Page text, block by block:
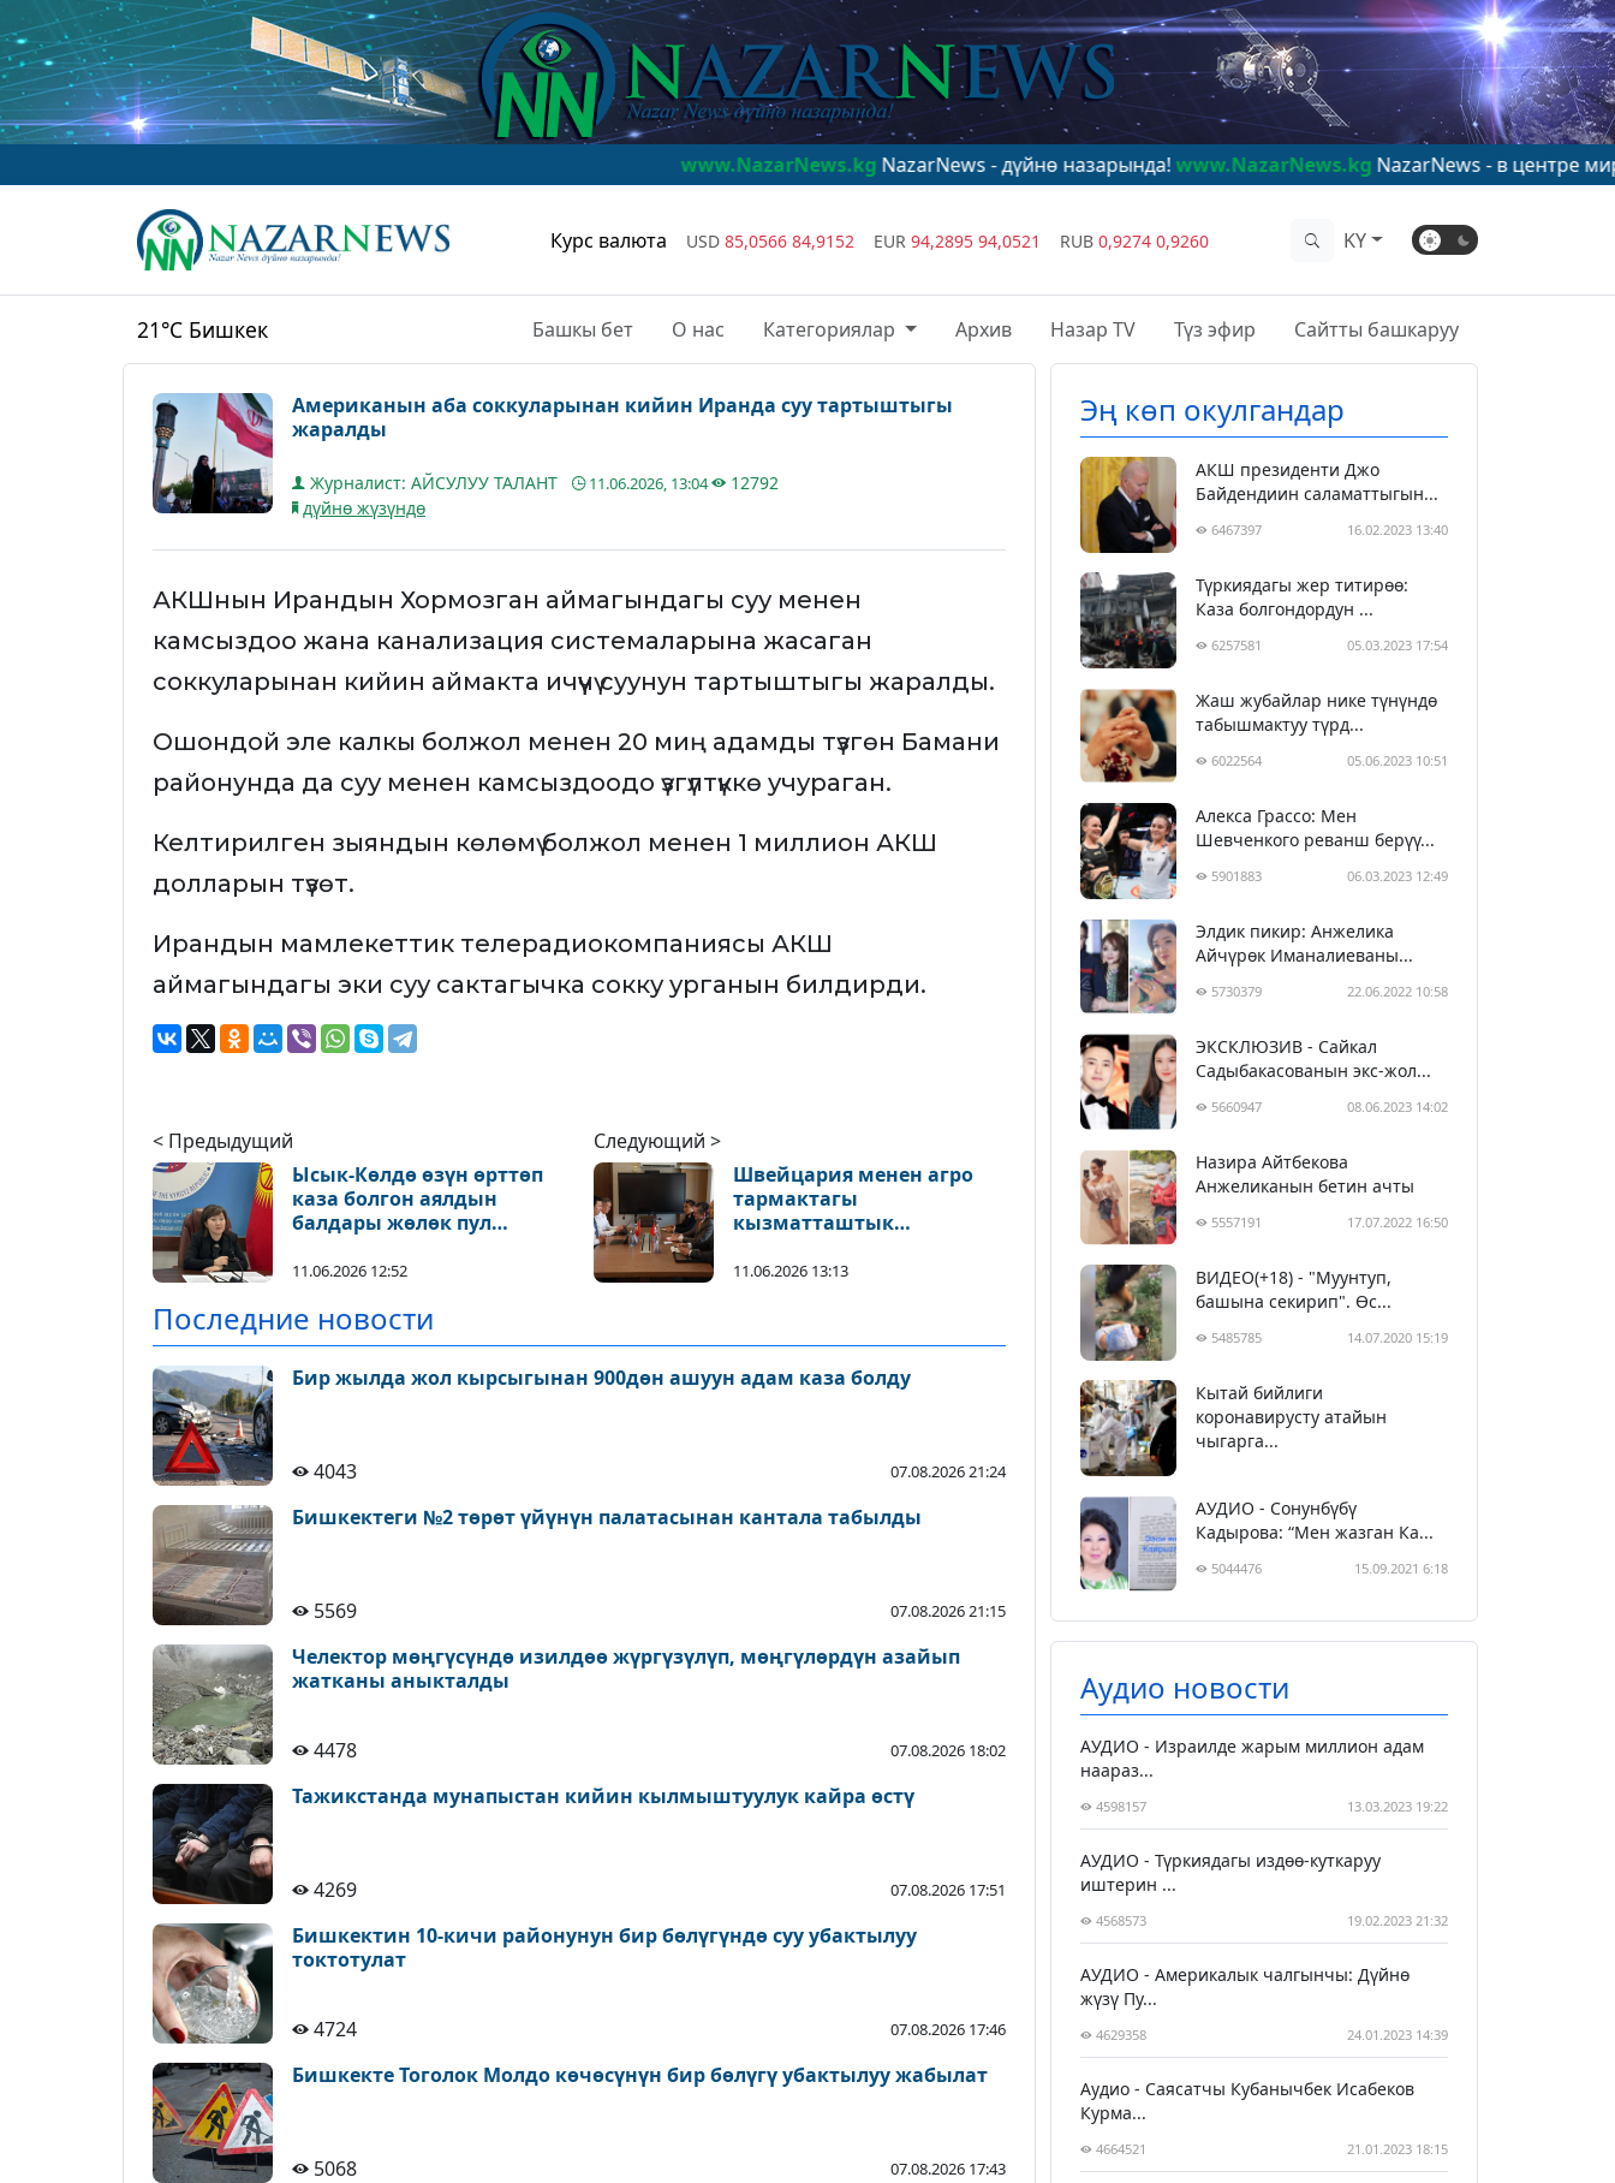
www.NazarNews.kgNazarNews - дүйнө назарында!www.NazarNews.kgNazarNews - в центре мирового
Курс валюта USD 85,0566 84,9152 EUR 94,2895 94,0521 RUB 0,9274 0,9260 KY
21°C Бишкек Башкы бет О нас Категориялар Архив Назар TV Түз эфир Сайтты башкаруу
Американын аба соккуларынан кийин Иранда суу тартыштыгы
жаралды
Журналист: АЙСУЛУУ ТАЛАНТ 11.06.2026, 13:04
12792
дүйнө жүзүндө
АКШнын Ирандын Хормозган аймагындагы суу менен
камсыздоо жана канализация системаларына жасаган
соккуларынан кийин аймакта ичүүчү суунун тартыштыгы жаралды.
Ошондой эле калкы болжол менен 20 миң адамды түзгөн Бамани
районунда да суу менен камсыздоодо үзгүлтүккө учураган.
Келтирилген зыяндын көлөмү болжол менен 1 миллион АКШ
долларын түзөт.
Ирандын мамлекеттик телерадиокомпаниясы АКШ
аймагындагы эки суу сактагычка сокку урганын билдирди.
< Предыдущий
Ысык-Көлдө өзүн өрттөп
каза болгон аялдын
балдары жөлөк пул
11.06.2026 12:52
Следующий >
Швейцария менен агро
тармактагы
кызматташтык
11.06.2026 13:13
Последние новости
Бир жылда жол кырсыгынан 900дөн ашуун адам каза болду
4043 07.08.2026 21:24
Бишкектеги №2 төрөт үйүнүн палатасынан кантала табылды
5569 07.08.2026 21:15
Челектор мөңгүсүндө изилдөө жүргүзүлүп, мөңгүлөрдүн азайып
жатканы аныкталды
4478 07.08.2026 18:02
Тажикстанда мунапыстан кийин кылмыштуулук кайра өстү
4269 07.08.2026 17:51
Бишкектин 10-кичи районунун бир бөлүгүндө суу убактылуу
токтотулат
4724 07.08.2026 17:46
Бишкекте Тоголок Молдо көчөсүнүн бир бөлүгү убактылуу жабылат
5068 07.08.2026 17:43
Эң көп окулгандар
АКШ президенти Джо
Байдендиин саламаттыгын...
6467397 16.02.2023 13:40
Түркиядагы жер титирөө:
Каза болгондордун ...
6257581 05.03.2023 17:54
Жаш жубайлар нике түнүндө
табышмактуу түрд...
6022564 05.06.2023 10:51
Алекса Грассо: Мен
Шевченкого реванш берүү...
5901883 06.03.2023 12:49
Элдик пикир: Анжелика
Айчүрөк Иманалиеваны...
5730379 22.06.2022 10:58
ЭКСКЛЮЗИВ - Сайкал
Садыбакасованын экс-жол...
5660947 08.06.2023 14:02
Назира Айтбекова
Анжеликанын бетин ачты
5557191 17.07.2022 16:50
ВИДЕО(+18) - "Муунтуп,
башына секирип". Өс...
5485785 14.07.2020 15:19
Кытай бийлиги
коронавирусту атайын
чыгарга...
АУДИО - Сонунбүбү
Кадырова: “Мен жазган Ка...
5044476 15.09.2021 6:18
Аудио новости
АУДИО - Израилде жарым миллион адам
наараз...
4598157 13.03.2023 19:22
АУДИО - Түркиядагы издөө-куткаруу
иштерин ...
4568573 19.02.2023 21:32
АУДИО - Америкалык чалгынчы: Дүйнө
жүзү Пу...
4629358 24.01.2023 14:39
Аудио - Саясатчы Кубанычбек Исабеков
Курма...
4664521 21.01.2023 18:15